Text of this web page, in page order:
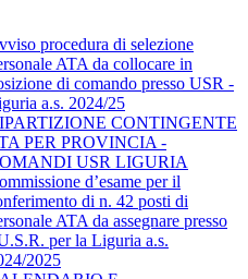
procedura di selezione
ATA da collocare in
di comando presso USR -
a.s. 2024/25
CONTINGENTE
PER PROVINCIA -
USR LIGURIA
d’esame per il
di n. 42 posti di
ATA da assegnare presso
per la Liguria a.s.
2025